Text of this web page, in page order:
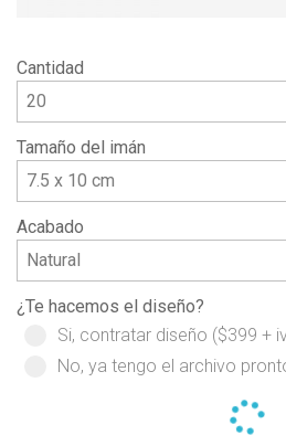
Cantidad
Tamaño del imán
Acabado
¿Te hacemos el diseño?
Si, contratar diseño ($399 +
No, ya tengo el archivo